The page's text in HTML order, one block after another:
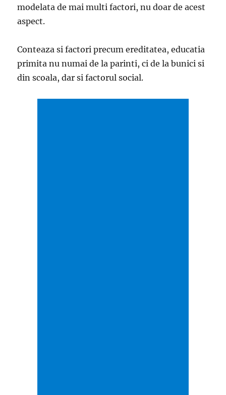
modelata de mai multi factori, nu doar de acest
aspect.
Conteaza si factori precum ereditatea, educatia
primita nu numai de la parinti, ci de la bunici si
din scoala, dar si factorul social.